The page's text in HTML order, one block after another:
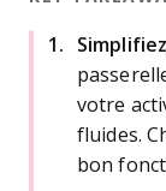
votre
fluides.
bon